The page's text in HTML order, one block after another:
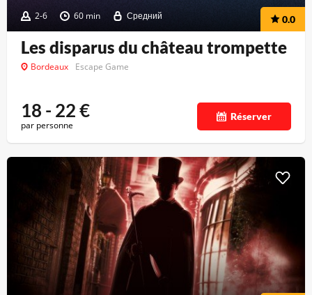
2-6 60 min Средний 0.0
Les disparus du château trompette
Bordeaux Escape Game
18 - 22€
par personne
Réserver